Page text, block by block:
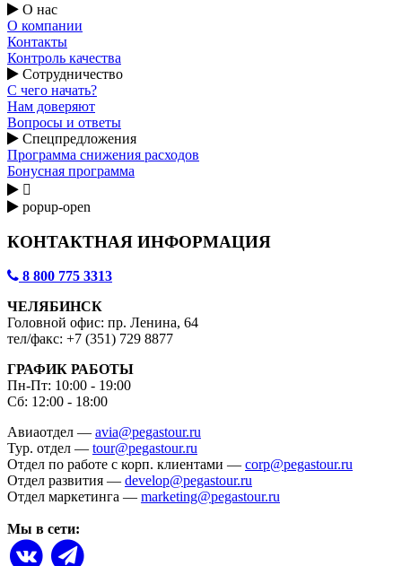
О нас
О компании
Контакты
Контроль качества
Сотрудничество
С чего начать?
Нам доверяют
Вопросы и ответы
Спецпредложения
Программа снижения расходов
Бонусная программа

popup-open
КОНТАКТНАЯ ИНФОРМАЦИЯ
8 800 775 3313
ЧЕЛЯБИНСК
Головной офис: пр. Ленина, 64
тел/факс: +7 (351) 729 8877
ГРАФИК РАБОТЫ
Пн-Пт: 10:00 - 19:00
Сб: 12:00 - 18:00
Авиаотдел — avia@pegastour.ru
Тур. отдел — tour@pegastour.ru
Отдел по работе с корп. клиентами — corp@pegastour.ru
Отдел развития — develop@pegastour.ru
Отдел маркетинга — marketing@pegastour.ru
Мы в сети: